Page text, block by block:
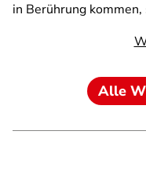
in Berührung
Alle